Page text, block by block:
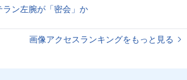
ラン左腕が「密会」か
画像アクセスランキングをもっと見る